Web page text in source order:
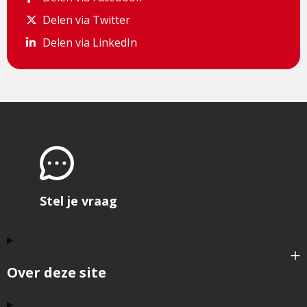
Delen via Twitter
Delen via Twitter
Delen via LinkedIn
Delen via LinkedIn
Over deze site
Stel je vraag